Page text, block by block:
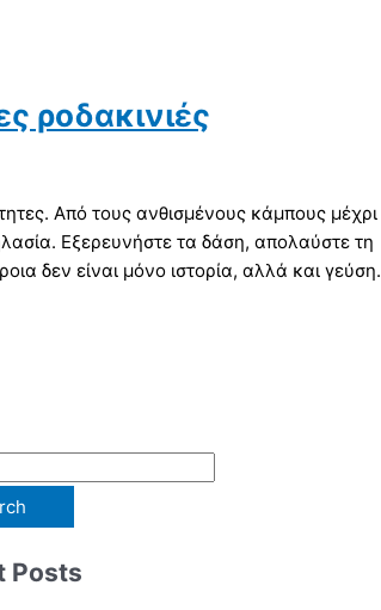
ροδακινιές
Από τους ανθισμένους κάμπους μέχρι
Εξερευνήστε τα δάση, απολαύστε τη
δεν είναι μόνο ιστορία, αλλά και γεύση.
Posts